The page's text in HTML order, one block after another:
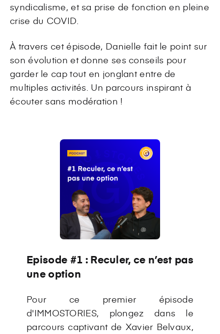
syndicalisme, et sa prise de fonction en pleine
crise du COVID.
À travers cet épisode, Danielle fait le point sur
son évolution et donne ses conseils pour
garder le cap tout en jonglant entre de
multiples activités. Un parcours inspirant à
écouter sans modération !
Episode #1 : Reculer, ce n’est pas
une option
Pour ce premier épisode
d'IMMOSTORIES, plongez dans le
parcours captivant de Xavier Belvaux,